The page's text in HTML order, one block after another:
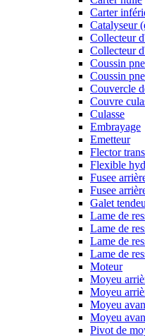
Carter
Catalyseur
Collecteur
Collecteur
Coussin
Coussin
Couvercle
Couvre
Culasse
Embrayage
Emetteur
Flector
Flexible
Fusee
Fusee
Galet
Lame de
Lame de
Lame de
Lame de
Moteur
Moyeu
Moyeu
Moyeu
Moyeu
Pivot de